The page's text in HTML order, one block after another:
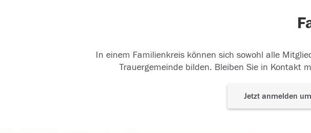
In einem Familienkreis können sich sowohl alle
Trauergemeinde bilden. Bleiben Sie in Kontakt
Jetzt anmelden